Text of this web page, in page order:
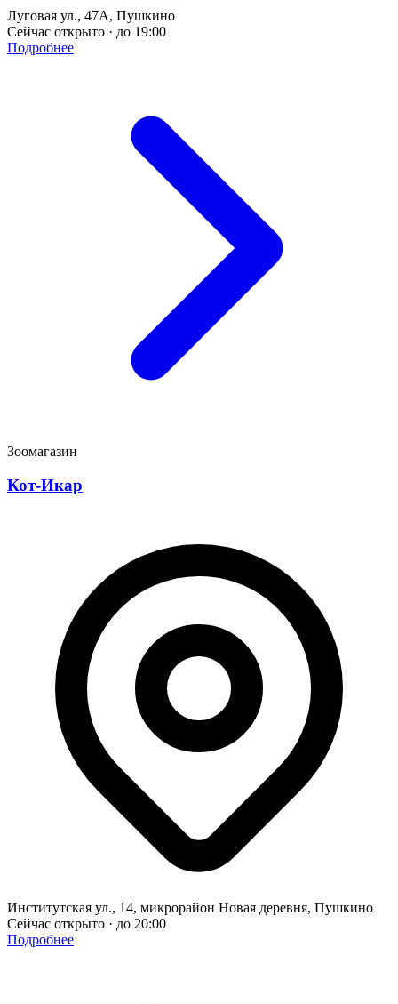
Луговая ул., 47А, Пушкино
Сейчас открыто · до 19:00
Подробнее
Зоомагазин
Кот-Икар
Институтская ул., 14, микрорайон Новая деревня, Пушкино
Сейчас открыто · до 20:00
Подробнее